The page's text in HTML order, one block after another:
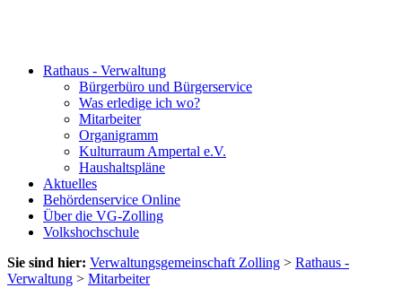
Rathaus - Verwaltung
Bürgerbüro und Bürgerservice
Was erledige ich wo?
Mitarbeiter
Organigramm
Kulturraum Ampertal e.V.
Haushaltspläne
Aktuelles
Behördenservice Online
Über die VG-Zolling
Volkshochschule
Sie sind hier: Verwaltungsgemeinschaft Zolling > Rathaus -
Verwaltung > Mitarbeiter